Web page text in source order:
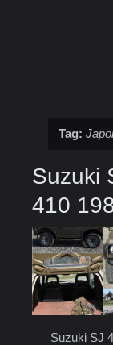
Tag:
Suzuki
410
Suzuki SJ